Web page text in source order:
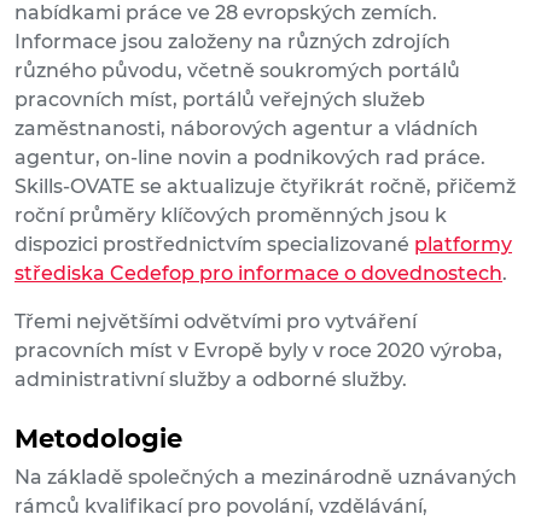
nabídkami práce ve 28 evropských zemích.
Informace jsou založeny na různých zdrojích
různého původu, včetně soukromých portálů
pracovních míst, portálů veřejných služeb
zaměstnanosti, náborových agentur a vládních
agentur, on-line novin a podnikových rad práce.
Skills-OVATE se aktualizuje čtyřikrát ročně, přičemž
roční průměry klíčových proměnných jsou k
dispozici prostřednictvím specializované platformy
střediska Cedefop pro informace o dovednostech.
Třemi největšími odvětvími pro vytváření
pracovních míst v Evropě byly v roce 2020 výroba,
administrativní služby a odborné služby.
Metodologie
Na základě společných a mezinárodně uznávaných
rámců kvalifikací pro povolání, vzdělávání,